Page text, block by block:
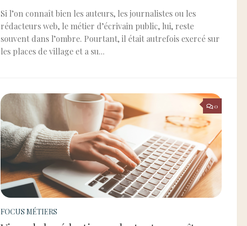
Si l’on connaît bien les auteurs, les journalistes ou les
rédacteurs web, le métier d’écrivain public, lui, reste
souvent dans l’ombre. Pourtant, il était autrefois exercé sur
les places de village et a su...
0
FOCUS MÉTIERS